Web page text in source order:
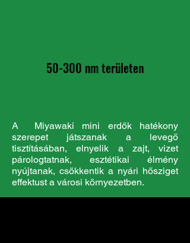
50-300 nm területen
A Miyawaki mini erdők hatékony
szerepet játszanak a levegő
tisztításában, elnyelik a zajt, vizet
párologtatnak, esztétikai élmény
nyújtanak, csökkentik a nyári hősziget
effektust a városi környezetben.